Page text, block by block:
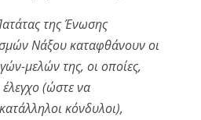
της Ένωσης
Νάξου καταφθάνουν οι
μελών της, οι οποίες,
(ώστε να
κόνδυλοι),